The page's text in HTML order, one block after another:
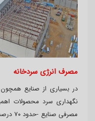
مصرف انرژی سردخانه
در بسیاری از صنایع
نگهداری سرد محصولات